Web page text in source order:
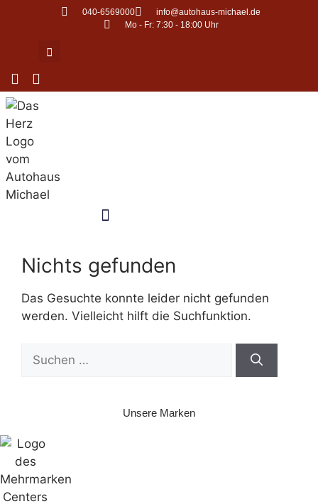
040-6569000
info@autohaus-michael.de
Mo - Fr: 7:30 - 18:00 Uhr
Nichts gefunden
Das Gesuchte konnte leider nicht gefunden
werden. Vielleicht hilft die Suchfunktion.
nach:
Unsere Marken